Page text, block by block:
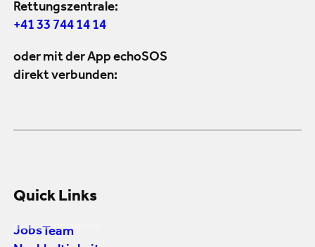
Rettungszentrale:
+41 33 744 14 14
oder mit der App echoSOS
direkt verbunden:
Quick Links
Jobs Team